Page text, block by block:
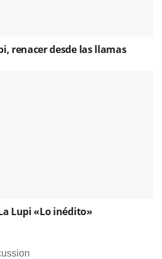
renacer desde las llamas
Lupi «Lo inédito»